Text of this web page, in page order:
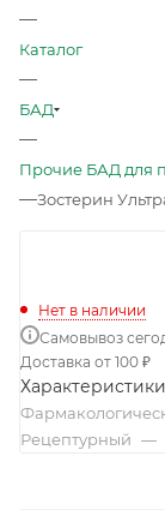
—
Каталог
—
БАД
—
Прочие БАД для
—Зостерин
Нет в наличии
Самовывоз
Доставка от 100 ₽
Характеристики
Рецептурный —